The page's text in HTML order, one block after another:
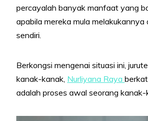
percayalah banyak manfaat yang
apabila mereka mula melakukannya
sendiri.
Berkongsi mengenai situasi ini,
kanak-kanak, Nurliyana Raya
adalah proses awal seorang kanak-